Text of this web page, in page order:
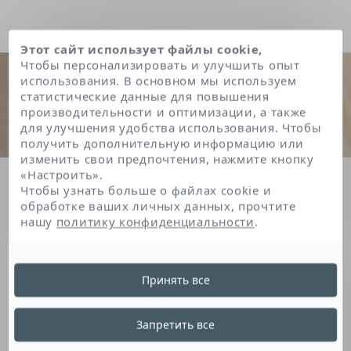
Главная Niacinamide
Niacinamide
Витамин РР, естественным образом
содержащийся в коже, имеет несколько
Этот сайт использует файлы cookie,
Чтобы персонализировать и улучшить опыт
использования. В основном мы используем
статистические данные для повышения
производительности и оптимизации, а также
для улучшения удобства использования. Чтобы
получить дополнительную информацию или
изменить свои предпочтения, нажмите кнопку
«Настроить».
Чтобы узнать больше о файлах cookie и
обработке ваших личных данных, прочтите
нашу политику конфиденциальности.
Запретить все
Принять все